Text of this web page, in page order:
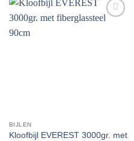
BIJLEN
Kloofbijl EVEREST 3000gr. met